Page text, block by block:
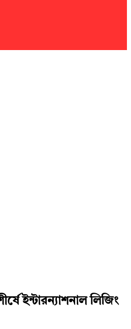
ইন্টারন্যাশনাল লিজিং